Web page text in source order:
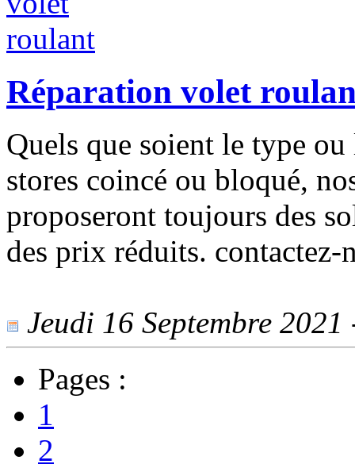
Réparation volet
Quels que soient le type
stores coincé ou bloqué,
proposeront toujours des
des prix réduits. contactez-
Jeudi 16 Septembre
Pages :
1
2